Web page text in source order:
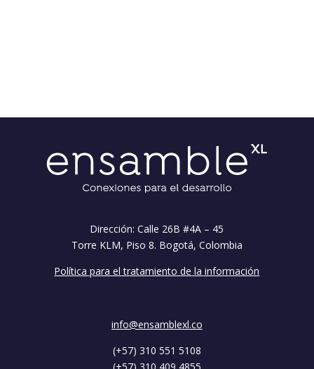
Dirección: Calle 26B #4A – 45
Torre KLM, Piso 8. Bogotá, Colombia
Política para el tratamiento de la información
info@ensamblexl.co
(+57) 310 551 5108